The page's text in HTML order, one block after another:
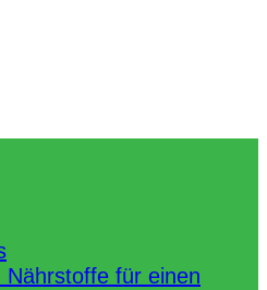
Nährstoffe für einen